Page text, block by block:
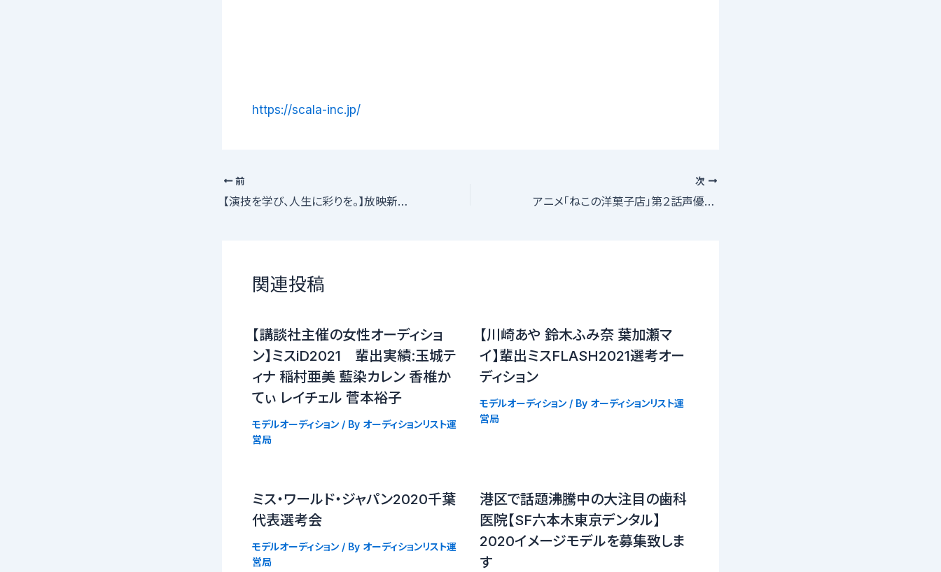
https://scala-inc.jp/
前
【演技を学び、人生に彩りを。】放映新社 シニアタレント大募集！
次
アニメ「ねこの洋菓子店」第２話声優オーディション
関連投稿
【講談社主催の女性オーディショ
ン】ミスiD2021 輩出実績:玉城テ
ィナ 稲村亜美 藍染カレン 香椎か
てぃ レイチェル 菅本裕子
モデルオーディション/ By オーディションリスト運
営局
【川崎あや 鈴木ふみ奈 葉加瀬マ
イ】輩出ミスFLASH2021選考オー
ディション
モデルオーディション/ By オーディションリスト運
営局
ミス・ワールド・ジャパン2020千葉
代表選考会
モデルオーディション/ By オーディションリスト運
営局
港区で話題沸騰中の大注目の歯科
医院【SF六本木東京デンタル】
2020イメージモデルを募集致しま
す